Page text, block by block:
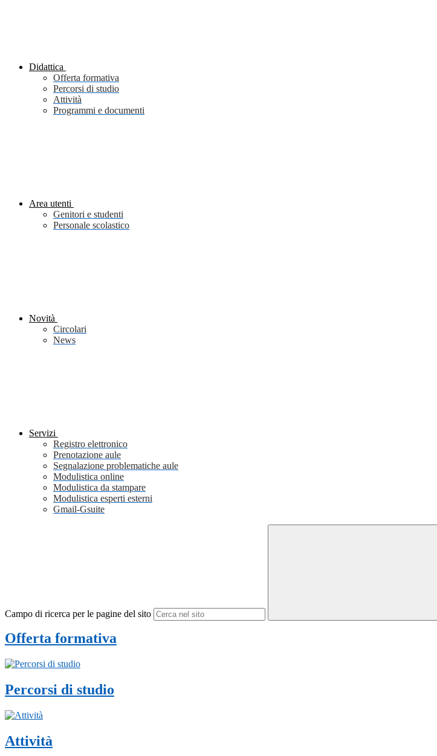
Didattica
Offerta formativa
Percorsi di studio
Attività
Programmi e documenti
Area utenti
Genitori e studenti
Personale scolastico
Novità
Circolari
News
Servizi
Registro elettronico
Prenotazione aule
Segnalazione problematiche aule
Modulistica online
Modulistica da stampare
Modulistica esperti esterni
Gmail-Gsuite
Campo di ricerca per le pagine del sito
Offerta formativa
Percorsi di studio
Attività